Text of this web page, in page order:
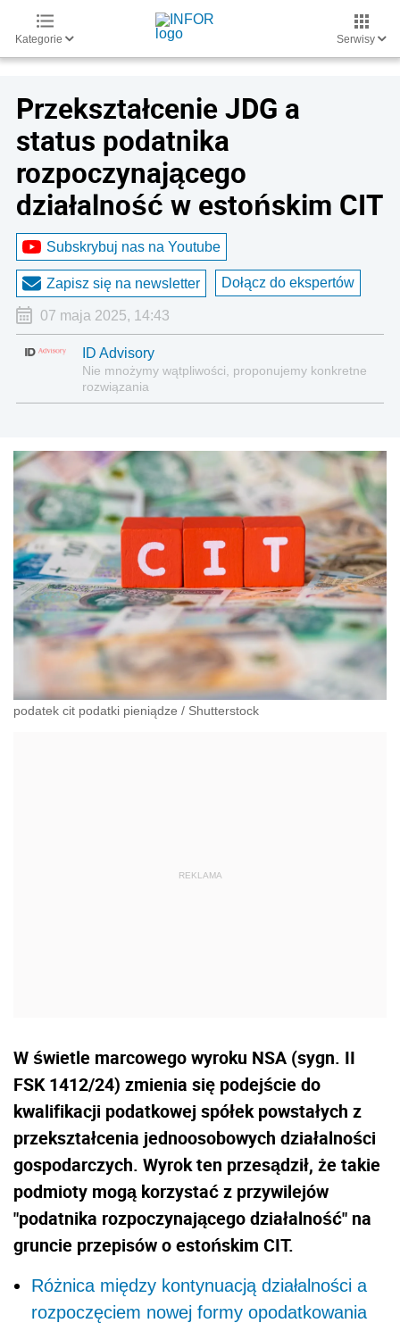
Kategorie Serwisy
Przekształcenie JDG a
status podatnika
rozpoczynającego
działalność w estońskim CIT
Subskrybuj nas na Youtube
Zapisz się na newsletter Dołącz do ekspertów
07 maja 2025, 14:43
ID Advisory
Nie mnożymy wątpliwości, proponujemy konkretne
rozwiązania
podatek cit podatki pieniądze / Shutterstock
W świetle marcowego wyroku NSA (sygn. II
FSK 1412/24) zmienia się podejście do
kwalifikacji podatkowej spółek powstałych z
przekształcenia jednoosobowych działalności
gospodarczych. Wyrok ten przesądził, że takie
podmioty mogą korzystać z przywilejów
"podatnika rozpoczynającego działalność" na
gruncie przepisów o estońskim CIT.
Różnica między kontynuacją działalności a
rozpoczęciem nowej formy opodatkowania